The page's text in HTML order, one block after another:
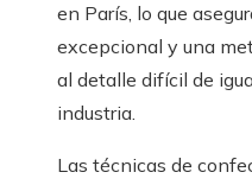
en París, lo que
excepcional y una
al detalle difícil de
industria.
Las técnicas de